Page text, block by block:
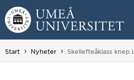
Hoppa direkt till innehållet
Huvudmenyn dold.
Start Nyheter Du är här:
Skellefteåklass knep